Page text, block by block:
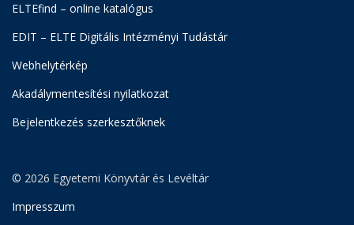
ELTEfind – online katalógus
EDIT – ELTE Digitális Intézményi Tudástár
Webhelytérkép
Akadálymentesítési nyilatkozat
Bejelentkezés szerkesztőknek
© 2026 Egyetemi Könyvtár és Levéltár
Impresszum